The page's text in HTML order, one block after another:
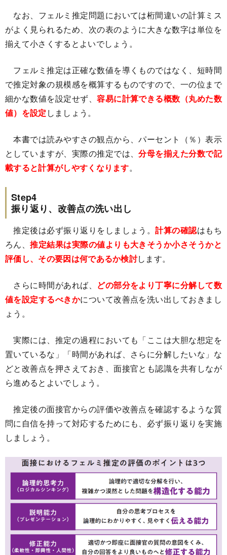
なお、フェルミ推定問題においては桁間違いの計算ミス
がよく見られるため、次の表のように大きな数字は単位を
揃えて小さくするとよいでしょう。
フェルミ推定は正確な数値を導くものではなく、短時間
で推定対象の規模感を概算するものですので、一の位まで
細かな数値を設定せず、容易に計算できる概数（丸めた数
値）を設定 しましょう。
本書では読みやすさの観点から、パーセント（％）表示
としていますが、実際の推定では、分母を揃えた分数で記
載すると計算がしやすくなります。
Step4
振り返り、改善点の洗い出し
推定後は必ず振り返りをしましょう。計算の確認はもち
ろん、推定結果は実際の値よりも大きそうか小さそうかと
評価し、その要因は何であるか検討します。
さらに時間があれば、 どの部分をより丁寧に分解して数
値を設定するべきかについて改善点を洗い出しておきまし
ょう。
実際には、推定の過程においても「ここは大胆な想定を
置いているな」「時間があれば、さらに分解したいな」な
どと改善点を押さえておき、面接官とも認識を共有しなが
ら進めるとよいでしょう。
推定後の面接官からの評価や改善点を確認するような質
問に自信を持って対応するためにも、必ず振り返りを実施
しましょう。